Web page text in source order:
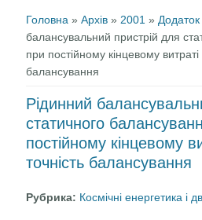
Головна »Архів » 2001 »
балансувальний пристрій для
при постійному кінцевому витраті
балансування
Рідинний
статичного
постійному кінцевому
точність балансування
Рубрика: Космічні енергетика і